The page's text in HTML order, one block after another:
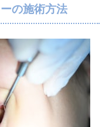
の施術方法